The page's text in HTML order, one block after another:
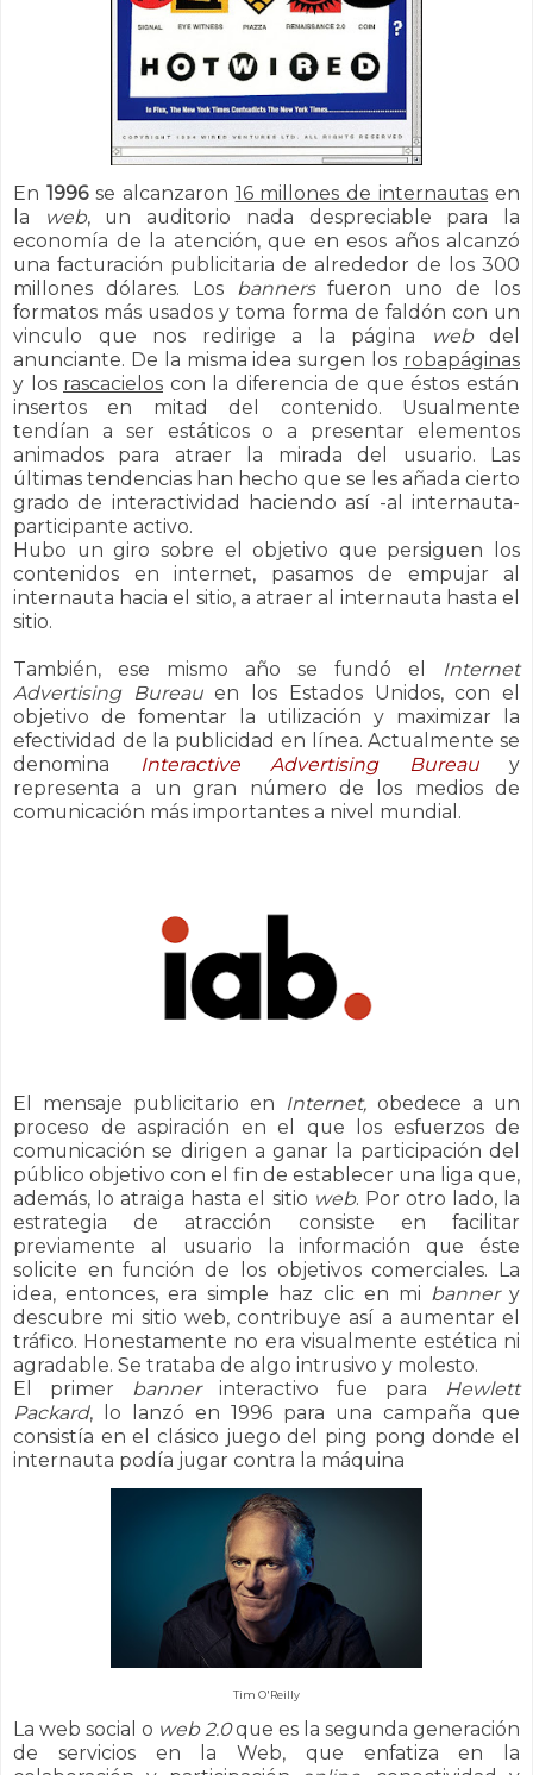
En 1996se alcanzaron 16 millones de internautas en
la
web, un auditorio nada despreciable para la
economía de la atención, que en esos años alcanzó
una facturación publicitaria de alrededor de los 300
millones dólares. Los bannersfueron uno de los
formatos más usados y toma forma de faldón con un
vinculo que nos redirige a la página
webdel
anunciante. De la misma idea surgen los robapáginas
y los rascacielos con la diferencia de que éstos están
insertos en mitad del contenido. Usualmente
tendían a ser estáticos o a presentar elementos
animados para atraer la mirada del usuario. Las
últimas tendencias han hecho que se les añada cierto
grado de interactividad haciendo así -al internauta-
participante activo.
Hubo un giro sobre el objetivo que persiguen los
contenidos en internet, pasamos de empujar al
internauta hacia el sitio, a atraer al internauta hasta el
sitio.
También, ese mismo año se fundó el
Internet
Advertising Bureauen los Estados Unidos, con el
objetivo de fomentar la utilización y maximizar la
efectividad de la publicidad en línea. Actualmente se
denomina
Interactive Advertising Bureauy
representa a un gran número de los medios de
comunicación más importantes a nivel mundial.
El mensaje publicitario en Internet, obedece a un
proceso de aspiración en el que los esfuerzos de
comunicación se dirigen a ganar la participación del
público objetivo con el fin de establecer una liga que,
además, lo atraiga hasta el sitio web. Por otro lado, la
estrategia de atracción consiste en facilitar
previamente al usuario la información que éste
solicite en función de los objetivos comerciales. La
idea, entonces, era simple haz clic en mi bannery
descubre mi sitio web, contribuye así a aumentar el
tráfico. Honestamente no era visualmente estética ni
agradable. Se trataba de algo intrusivo y molesto.
El primer bannerinteractivo fue para
Hewlett
Packard, lo lanzó en 1996 para una campaña que
consistía en el clásico juego del ping pong donde el
internauta podía jugar contra la máquina
Tim O'Reilly
La web social o web 2.0que es la segunda generación
de servicios en la Web, que enfatiza en la